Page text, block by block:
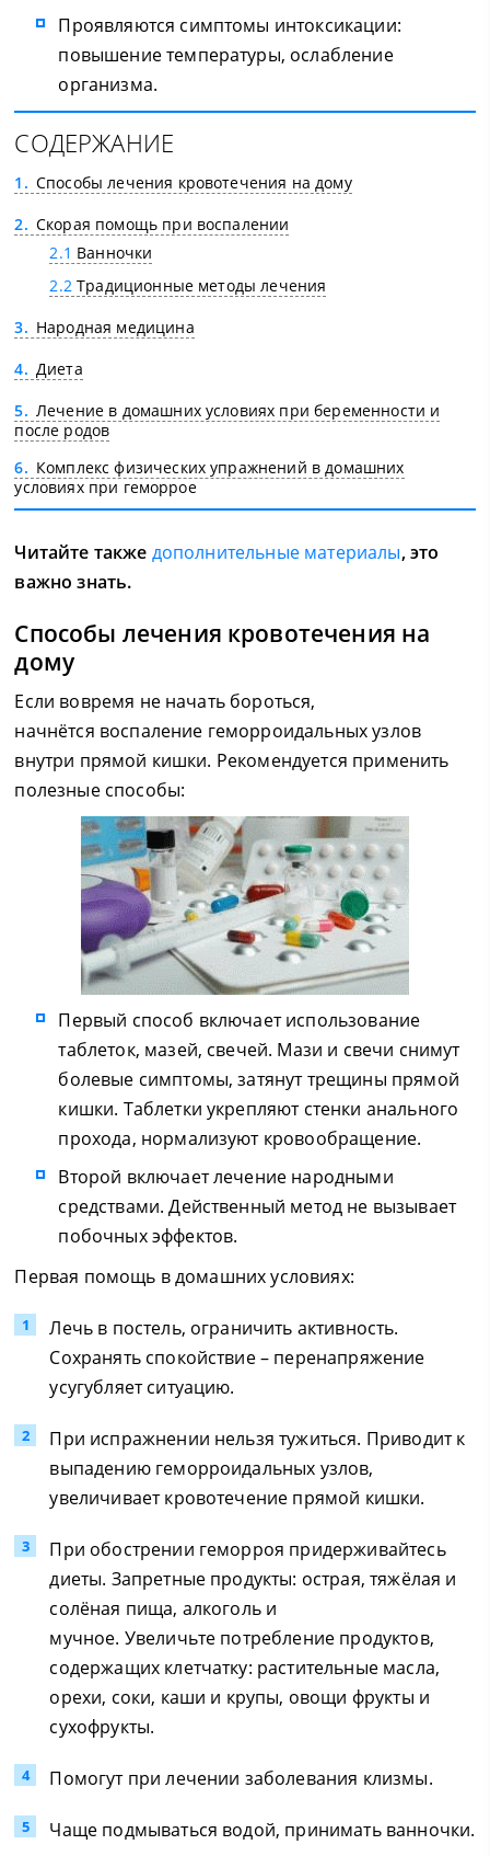
Проявляются симптомы интоксикации:
повышение температуры, ослабление
организма.
СОДЕРЖАНИЕ
1
Способы лечения кровотечения на дому
2
Скорая помощь при воспалении
2.1 Ванночки
2.2Традиционные методы лечения
3
Народная медицина
4
Диета
5
Лечение в домашних условиях при беременности и
после родов
6
Комплекс физических упражнений в домашних
условиях при геморрое
Читайте также дополнительные материалы, это
важно знать.
Способы лечения кровотечения на
дому
Если вовремя не начать бороться,
начнётся воспаление геморроидальных узлов
внутри прямой кишки. Рекомендуется применить
полезные способы:
Первый способ включает использование
таблеток, мазей, свечей. Мази и свечи снимут
болевые симптомы, затянут трещины прямой
кишки. Таблетки укрепляют стенки анального
прохода, нормализуют кровообращение.
Второй включает лечение народными
средствами. Действенный метод не вызывает
побочных эффектов.
Первая помощь в домашних условиях:
Лечь в постель, ограничить активность.
Сохранять спокойствие – перенапряжение
усугубляет ситуацию.
При испражнении нельзя тужиться. Приводит к
выпадению геморроидальных узлов,
увеличивает кровотечение прямой кишки.
При обострении геморроя придерживайтесь
диеты. Запретные продукты: острая, тяжёлая и
солёная пища, алкоголь и
мучное. Увеличьте потребление продуктов,
содержащих клетчатку: растительные масла,
орехи, соки, каши и крупы, овощи фрукты и
сухофрукты.
Помогут при лечении заболевания клизмы.
Чаще подмываться водой, принимать ванночки.